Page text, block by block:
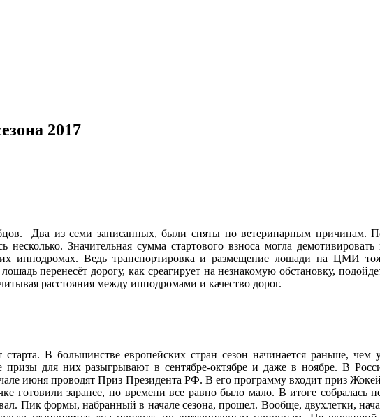
2017
Два из семи записанных, были сняты по ветеринарным причинам.
Значительная сумма стартового взноса могла
ипподромах. Ведь транспортировка и размещение лошади на ЦМИ
перенесёт дорогу, как среагирует на незнакомую обстановку,
расстояния между ипподромами и качество дорог.
В большинстве европейских стран сезон начинается раньше,
для них разыгрывают в сентябре-октябре и даже в ноябре. В
июня проводят Приз Президента РФ. В его программу входит приз
готовили заранее, но времени все равно было мало. В итоге собралась
Пик формы, набранный в начале сезона, прошел. Вообще, двухлетки,